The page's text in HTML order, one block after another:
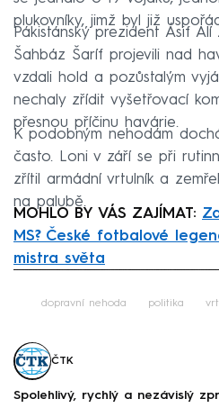
plukovníky, jimž byl již
Pákistánský prezident Ásif
Šahbáz Šaríf projevili nad
vzdali hold a pozůstalým
nechaly zřídit vyšetřovací
přesnou příčinu havárie.
K podobným nehodám
často. Loni v září se při
zřítil armádní vrtulník a
na palubě.
MOHLO BY VÁS ZAJÍMAT:
MS? České fotbalové
mistra světa
dopravní nehoda politika
ČTK
Spolehlivý, rychlý a nezávislý